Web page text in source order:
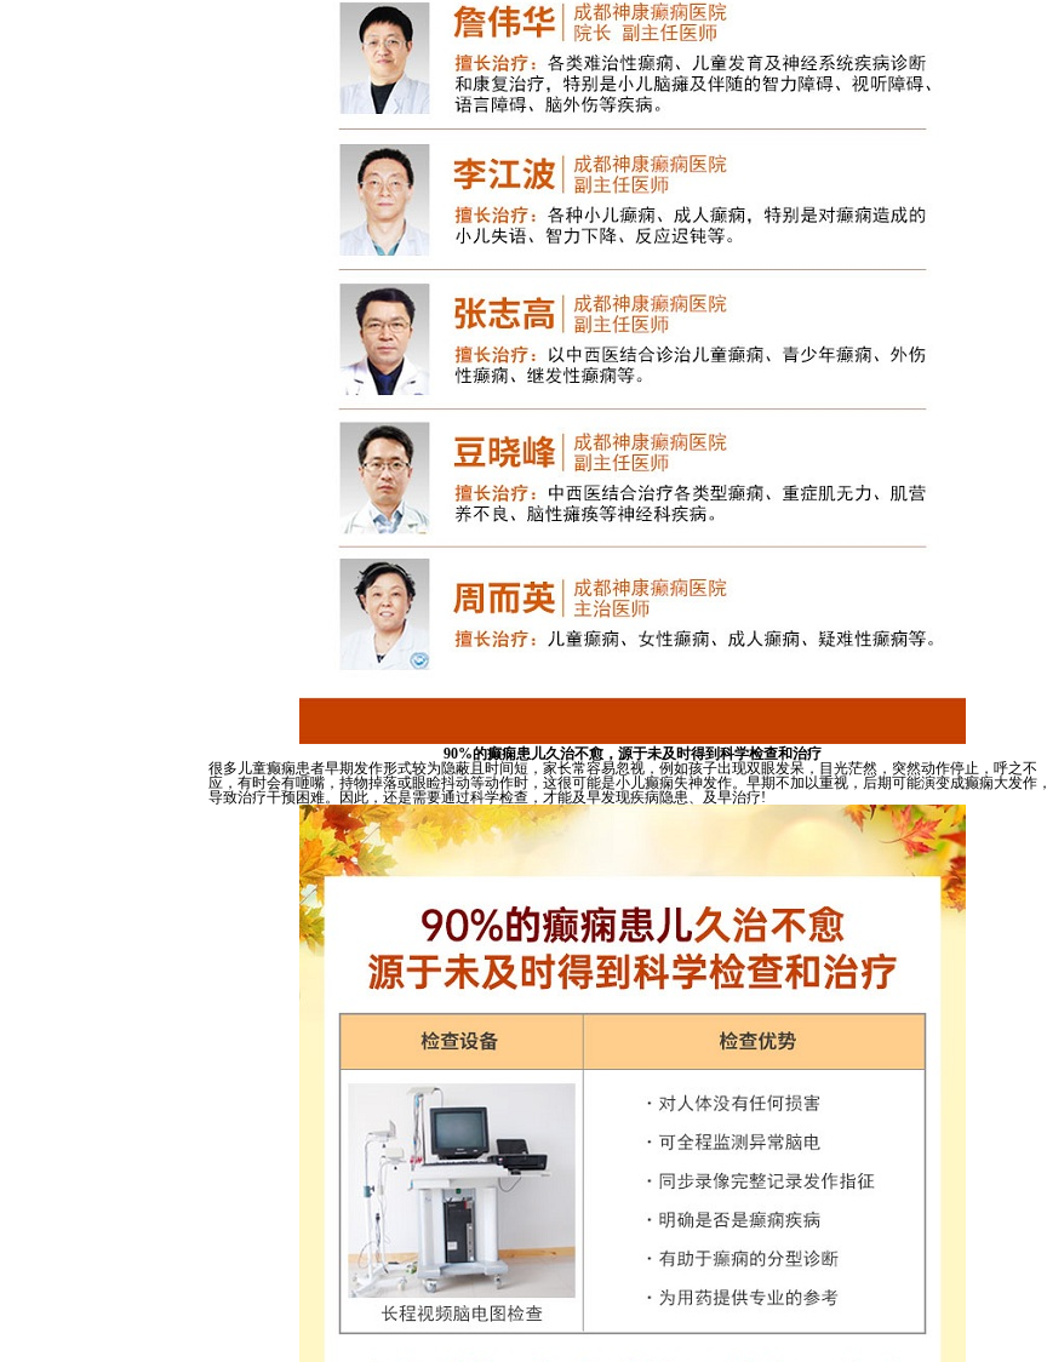
90%的癫痫患儿久治不愈，源于未及时得到科学检查和治疗
很多儿童癫痫患者早期发作形式较为隐蔽且时间短，家长常容易忽视，例如孩子出现双眼发呆，目光茫然，突然动作停止，呼之不
应，有时会有咂嘴，持物掉落或眼睑抖动等动作时，这很可能是小儿癫痫失神发作。早期不加以重视，后期可能演变成癫痫大发作，
导致治疗干预困难。因此，还是需要通过科学检查，才能及早发现疾病隐患、及早治疗!